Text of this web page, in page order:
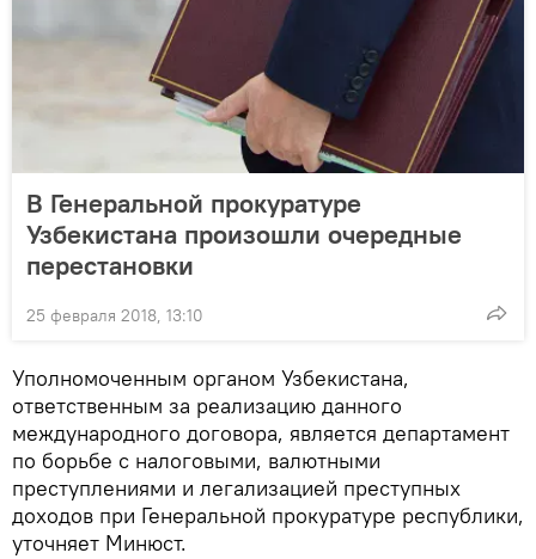
В Генеральной прокуратуре
Узбекистана произошли очередные
перестановки
25 февраля 2018, 13:10
Уполномоченным органом Узбекистана,
ответственным за реализацию данного
международного договора, является департамент
по борьбе с налоговыми, валютными
преступлениями и легализацией преступных
доходов при Генеральной прокуратуре республики,
уточняет Минюст.